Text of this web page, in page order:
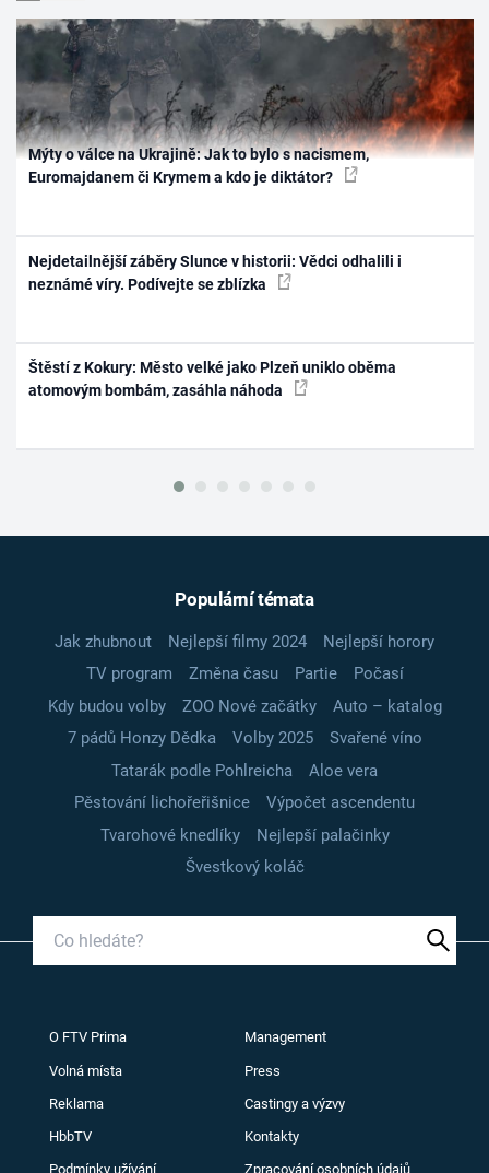
Mýty o válce na Ukrajině: Jak to bylo s nacismem,
Euromajdanem či Krymem a kdo je diktátor?
Nejdetailnější záběry Slunce v historii: Vědci odhalili i
neznámé víry. Podívejte se zblízka
Štěstí z Kokury: Město velké jako Plzeň uniklo oběma
atomovým bombám, zasáhla náhoda
Populární témata
Jak zhubnout Nejlepší filmy 2024
Nejlepší horory
TV program
Změna času Partie
Počasí
Kdy budou volby
ZOO Nové začátky
Auto – katalog
7 pádů Honzy Dědka
Volby 2025
Svařené víno
Tatarák podle Pohlreicha
Aloe vera
Pěstování lichořeřišnice
Výpočet ascendentu
Tvarohové knedlíky
Nejlepší palačinky
Švestkový koláč
O FTV Prima Management
Volná místa Press
Reklama Castingy a výzvy
HbbTV Kontakty
Podmínky užívání Zpracování osobních údajů